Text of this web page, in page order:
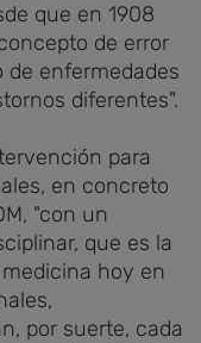
que en 1908
de error
de enfermedades
diferentes".
para
en concreto
"con un
que es la
hoy en
por suerte, cada